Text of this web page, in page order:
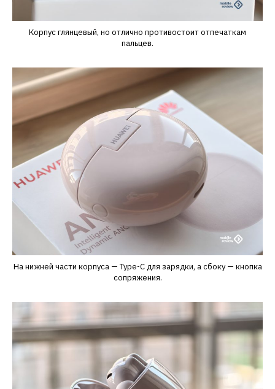
Корпус глянцевый, но отлично противостоит отпечаткам
пальцев.
На нижней части корпуса — Type-C для зарядки, а сбоку — кнопка
сопряжения.